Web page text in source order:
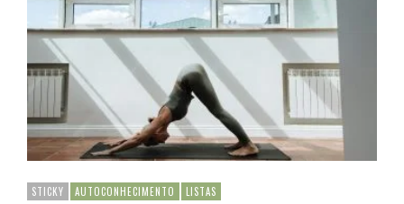
STICKY AUTOCONHECIMENTO LISTAS